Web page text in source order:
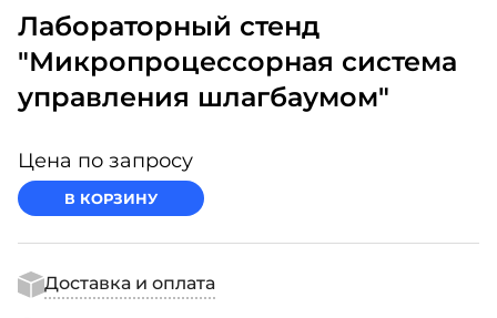
Лабораторный стенд
"Микропроцессорная система
управления шлагбаумом"
Цена по запросу
В КОРЗИНУ
Доставка и оплата